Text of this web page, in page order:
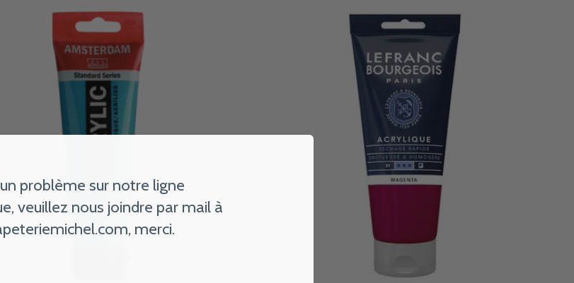
problème sur notre ligne
veuillez nous joindre par mail à
, merci.